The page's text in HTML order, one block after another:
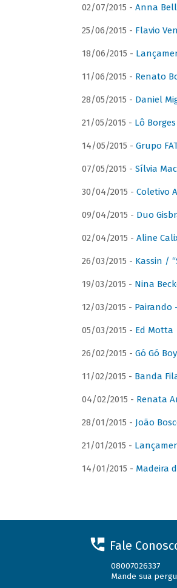
02/07/2015 - Anna
25/06/2015 - Flavio
18/06/2015 -
11/06/2015 - Renato
28/05/2015 - Daniel
21/05/2015 - Lô
14/05/2015 - Grupo
07/05/2015 - Sílvia
30/04/2015 - Coletivo
09/04/2015 - Duo
02/04/2015 - Aline
26/03/2015 - Kassin /
19/03/2015 - Nina
12/03/2015 - Pairando
05/03/2015 - Ed Motta
26/02/2015 - Gó Gó
11/02/2015 - Banda
04/02/2015 - Renata
28/01/2015 - João
21/01/2015 -
14/01/2015 - Madeira
Fale
08007026337
Mande sua